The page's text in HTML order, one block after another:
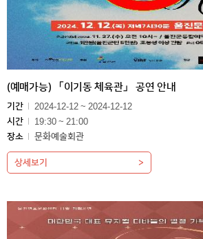
(예매가능) 「이기동 체육관」 공연 안내
기간
2024-12-12 ~ 2024-12-12
시간
19:30 ~ 21:00
장소
문화예술회관
상세보기